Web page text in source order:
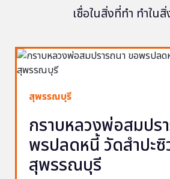
เชื่อในสิ่งที่ทำ ทำใน
สุพรรณบุรี
กราบหลวงพ่อสมปร
พรปลดหนี้ วัดสำปะซิ
สุพรรณบุรี